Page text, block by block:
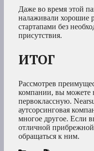
Даже во время этой
налаживали хорошие
стартапами без
присутствия.
ИТОГ
Рассмотрев
компании, вы можете
первоклассную.
аутсорсинговая
многое другое. Если
отличной
обращаться к ним.